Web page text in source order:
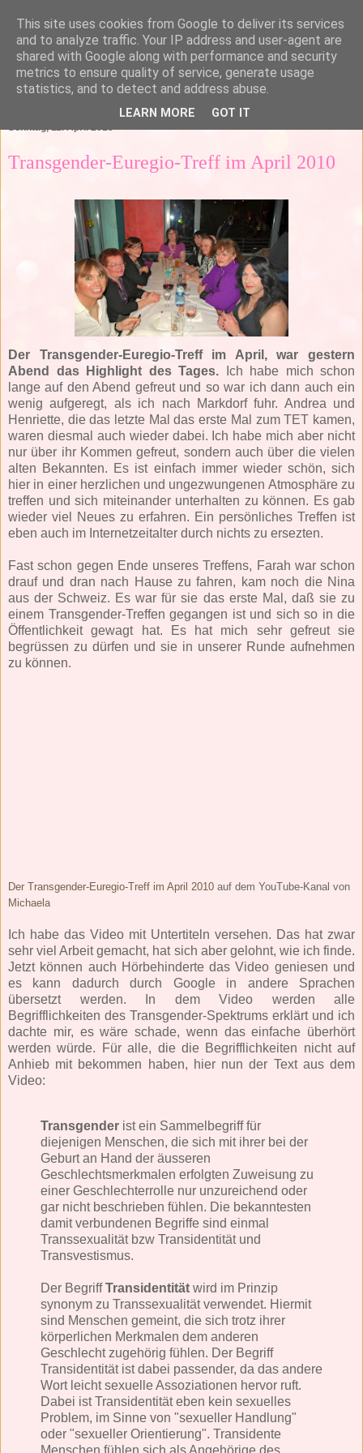
Sonntag, 11. April 2010
Transgender-Euregio-Treff im April 2010
Der Transgender-Euregio-Treff im April, war gestern
Abend das Highlight des Tages.
Ich habe mich schon
lange auf den Abend gefreut und so war ich dann auch ein
wenig aufgeregt, als ich nach Markdorf fuhr. Andrea und
Henriette, die das letzte Mal das erste Mal zum TET kamen,
waren diesmal auch wieder dabei. Ich habe mich aber nicht
nur über ihr Kommen gefreut, sondern auch über die vielen
alten Bekannten. Es ist einfach immer wieder schön, sich
hier in einer herzlichen und ungezwungenen Atmosphäre zu
treffen und sich miteinander unterhalten zu können. Es gab
wieder viel Neues zu erfahren. Ein persönliches Treffen ist
eben auch im Internetzeitalter durch nichts zu ersezten.
Fast schon gegen Ende unseres Treffens, Farah war schon
drauf und dran nach Hause zu fahren, kam noch die Nina
aus der Schweiz. Es war für sie das erste Mal, daß sie zu
einem Transgender-Treffen gegangen ist und sich so in die
Öffentlichkeit gewagt hat. Es hat mich sehr gefreut sie
begrüssen zu dürfen und sie in unserer Runde aufnehmen
zu können.
Der Transgender-Euregio-Treff im April 2010 auf dem YouTube-Kanal von
Michaela
Ich habe das Video mit Untertiteln versehen. Das hat zwar
sehr viel Arbeit gemacht, hat sich aber gelohnt, wie ich finde.
Jetzt können auch Hörbehinderte das Video geniesen und
es kann dadurch durch Google in andere Sprachen
übersetzt werden. In dem Video werden alle
Begrifflichkeiten des Transgender-Spektrums erklärt und ich
dachte mir, es wäre schade, wenn das einfache überhört
werden würde. Für alle, die die Begrifflichkeiten nicht auf
Anhieb mit bekommen haben, hier nun der Text aus dem
Video:
Transgender ist ein Sammelbegriff für
diejenigen Menschen, die sich mit ihrer bei der
Geburt an Hand der äusseren
Geschlechtsmerkmalen erfolgten Zuweisung zu
einer Geschlechterrolle nur unzureichend oder
gar nicht beschrieben fühlen. Die bekanntesten
damit verbundenen Begriffe sind einmal
Transsexualität bzw Transidentität und
Transvestismus.
Der BegriffTransidentität wird im Prinzip
synonym zu Transsexualität verwendet. Hiermit
sind Menschen gemeint, die sich trotz ihrer
körperlichen Merkmalen dem anderen
Geschlecht zugehörig fühlen. Der Begriff
Transidentität ist dabei passender, da das andere
Wort leicht sexuelle Assoziationen hervor ruft.
Dabei ist Transidentität eben kein sexuelles
Problem, im Sinne von "sexueller Handlung"
oder "sexueller Orientierung". Transidente
Menschen fühlen sich als Angehörige des
This site uses cookies from Google to deliver its services
and to analyze traffic. Your IP address and user-agent are
shared with Google along with performance and security
metrics to ensure quality of service, generate usage
statistics, and to detect and address abuse.
LEARN MORE GOT IT